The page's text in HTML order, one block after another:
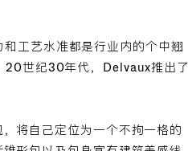
工艺水准都是行业内的个中翘
20世纪30年代，Delvaux推出了
将自己定位为一个不拘一格的